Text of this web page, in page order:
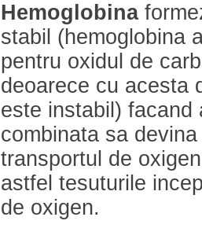
Hemoglobina
stabil (hemoglobina
pentru oxidul de
deoarece cu acesta
este instabil) facand
combinata sa
transportul de
astfel tesuturile
de oxigen.